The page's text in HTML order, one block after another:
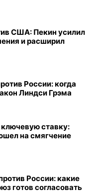
США: Пекин усилил
и расширил
России: когда
Линдси Грэма
ставку:
на смягчение
России: какие
готов согласовать